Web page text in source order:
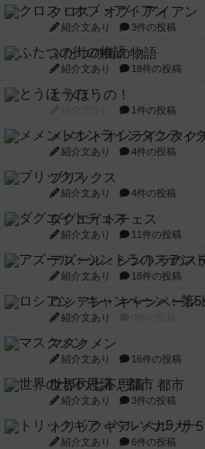
クロス・オブ・アイアン
紹介文あり 3件の投稿
ふたつの街の物語
紹介文あり 18件の投稿
とうほうの！
1件の投稿
メメントオンラインタク
紹介文あり 4件の投稿
ブリックス
紹介文あり 4件の投稿
ダグエイトチェス
紹介文あり 11件の投稿
アズール：シントラのス
紹介文あり 18件の投稿
ロシアン・キャンペーン
紹介文あり
マスクメン
紹介文あり 16件の投稿
世界の七不思議：都市
紹介文あり 3件の投稿
トリックギア - ペルソナ
紹介文あり 6件の投稿